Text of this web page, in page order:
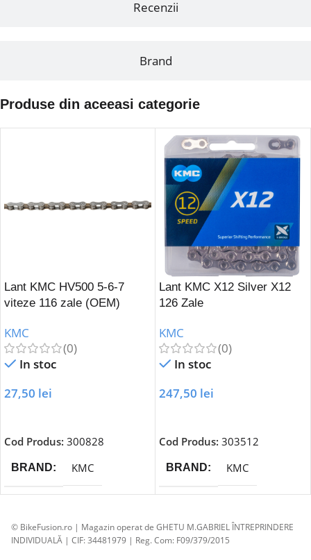
Recenzii
Brand
Produse din aceeasi categorie
Lant KMC HV500 5-6-7
viteze 116 zale (OEM)
KMC
(0)
In stoc
27,50 lei
Cod Produs: 300828
BRAND KMC
Lant KMC X12 Silver X12
126 Zale
KMC
(0)
In stoc
247,50 lei
Cod Produs: 303512
BRAND KMC
© BikeFusion.ro | Magazin operat de GHETU M.GABRIEL ÎNTREPRINDERE
INDIVIDUALĂ | CIF: 34481979 | Reg. Com: F09/379/2015